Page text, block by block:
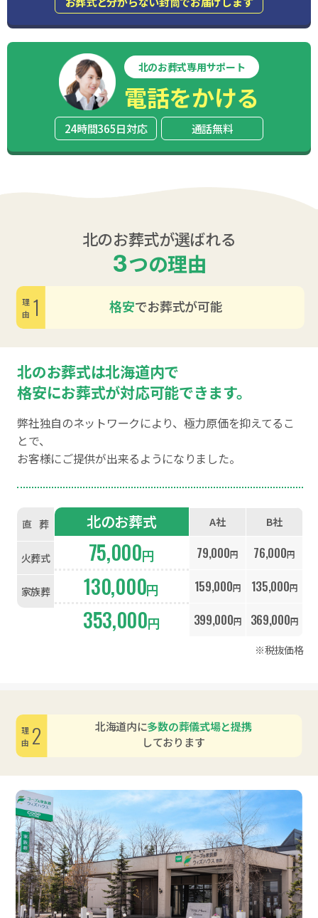
北のお葬式専用サポート
電話をかける
24時間365日対応 通話無料
北のお葬式が選ばれる
3つの理由
格安でお葬式が可能
理由1
北のお葬式は北海道内で
格安にお葬式が対応可能できます。
弊社独自のネットワークにより、極力原価を抑えてるこ
とで、
お客様にご提供が出来るようになりました。
直葬
火葬式
家族葬
北のお葬式
75,000円
130,000円
353,000円
A社 B社
79,000円 76,000円
159,000円 135,000円
399,000円 369,000円
※税抜価格
北海道内に多数の葬儀式場と提携
しております
理由2